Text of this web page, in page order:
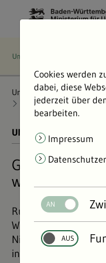
Umweltdaten Bericht:
Kernkraftwerke
UMWELTDATEN
Grenzwerte
werden an
Rund um die
Württemberg wird
Niederschlag, im
in Nahrungsmitteln
Cookies werden
dabei, diese
jederzeit über
bearbeiten.
Impressum